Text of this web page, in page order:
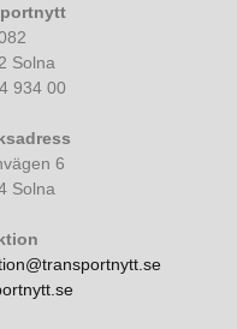
Solna
934 00
6
Solna